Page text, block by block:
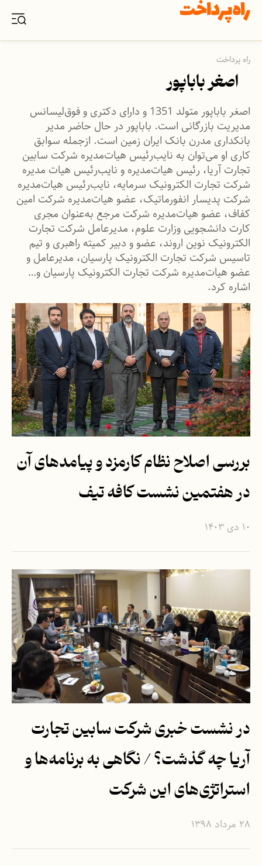
راه پرداخت
اصغر باباپور
اصغر باباپور متولد 1351 و دارای دکتری و فوق‌لیسانس
مدیریت بازرگانی است. باباپور در حال حاضر مدیر
بانکداری مدرن بانک ایران زمین است. ازجمله سوابق
کاری او می‌توان به نایب‌رئیس هیات‌مدیره شرکت سابین
تجارت آریا، رئیس هیات‌مدیره و نایب‌رئیس هیات مدیره
شرکت تجارت الکترونیک سرمایه، نایب‌رئیس هیات‌مدیره
شرکت پدیسار انفورماتیک، عضو هیات‌مدیره شرکت امین
کفاف، عضو هیات‌مدیره شرکت مرجع به‌عنوان مجری
کارت دانشجویی وزارت علوم، مدیرعامل شرکت تجارت
الکترونیک نوین اروند، عضو و دبیر کمیته راهبری و تیم
تاسیس شرکت تجارت الکترونیک پارسیان، مدیرعامل و
عضو هیات‌مدیره شرکت تجارت الکترونیک پارسیان و…
اشاره کرد.
بررسی اصلاح نظام کارمزد و پیامدهای آن
در هفتمین نشست کافه تیف
۱۰ دی ۱۴۰۳
در نشست خبری شرکت سابین تجارت
آریا چه گذشت؟ / نگاهی به برنامه‌ها و
استراتژی‌های این شرکت
۲۸ مرداد ۱۳۹۸